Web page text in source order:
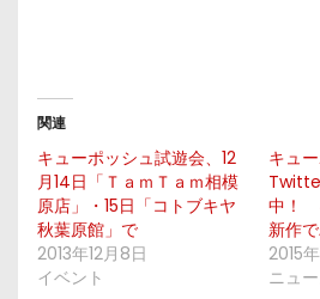
関連
キューポッシュ試遊会、12
月14日「ＴａｍＴａｍ相模
原店」・15日「コトブキヤ
秋葉原館」で
2013年12月8日
イベント
キュ
中！
新作
2015
ニュ